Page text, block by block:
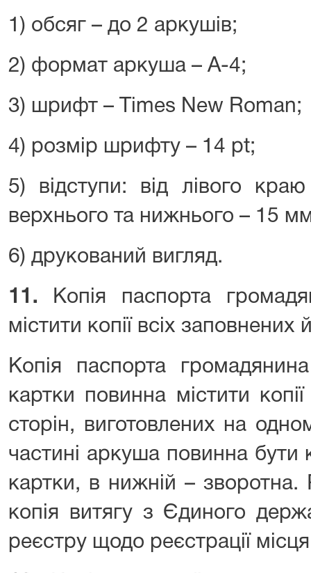
1) обсяг – до 2 аркушів;
2) формат аркуша – А-4;
3) шрифт – Times New Roman;
4) розмір шрифту – 14 pt;
5) відступи: від лівого
верхнього та нижнього – 15
6) друкований вигляд.
11. Копія паспорта
містити копії всіх заповнених
Копія паспорта
картки повинна містити
сторін, виготовлених на
частині аркуша повинна бути
картки, в нижній –
копія витягу з Єдиного
реєстру щодо реєстрації